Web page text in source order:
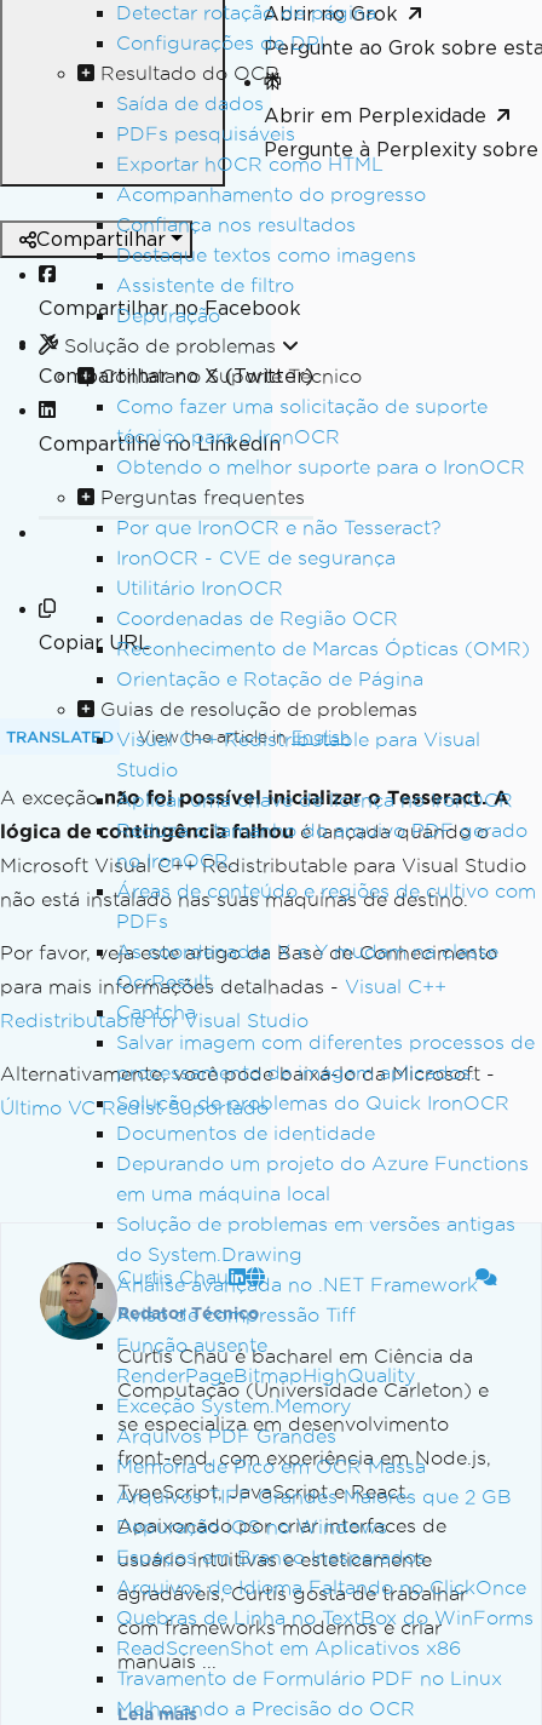
Detectar rotação de página
Configurações de DPI
Resultado do OCR
Saída de dados
PDFs pesquisáveis
Exportar hOCR como HTML
Acompanhamento do progresso
Confiança nos resultados
Destaque textos como imagens
Assistente de filtro
Depuração
Solução de problemas
Contatar o Suporte Técnico
Como fazer uma solicitação de suporte
técnico para o IronOCR
Obtendo o melhor suporte para o IronOCR
Perguntas frequentes
Por que IronOCR e não Tesseract?
IronOCR - CVE de segurança
Utilitário IronOCR
Coordenadas de Região OCR
Reconhecimento de Marcas Ópticas (OMR)
Orientação e Rotação de Página
Guias de resolução de problemas
Visual C++ Redistributable para Visual
Studio
Aplicar uma chave de licença no IronOCR
Reduza o tamanho do arquivo PDF gerado
no IronOCR.
Áreas de conteúdo e regiões de cultivo com
PDFs
As coordenadas X e Y mudam na classe
OcrResult.
Captcha
Salvar imagem com diferentes processos de
processamento de imagem aplicados.
Solução de problemas do Quick IronOCR
Documentos de identidade
Depurando um projeto do Azure Functions
em uma máquina local
Solução de problemas em versões antigas
do System.Drawing
Análise avançada no .NET Framework
Aviso de compressão Tiff
Função ausente
RenderPageBitmapHighQuality
Exceção System.Memory
Arquivos PDF Grandes
Memória de Pico em OCR Massa
Arquivos TIFF Grandes Maiores que 2 GB
Depuração iOS no Windows
Espaços em Branco Inesperados
Arquivos de Idioma Faltando no ClickOnce
Quebras de Linha no TextBox do WinForms
ReadScreenShot em Aplicativos x86
Travamento de Formulário PDF no Linux
Melhorando a Precisão do OCR
Abrir no Grok
Pergunte ao Grok sobre
Abrir em Perplexidade
Pergunte à Perplexity sobre
Compartilhar
Compartilhar no Facebook
Compartilhar no X (Twitter)
Compartilhe no LinkedIn
Copiar URL
TRANSLATED View the article inEnglish
A exceçãonão foi possível inicializar o Tesseract. A
lógica de contingência falhoué lançada quando o
Microsoft Visual C++ Redistributable para Visual Studio
não está instalado nas suas máquinas de destino.
Por favor, veja este artigo da Base de Conhecimento
para mais informações detalhadas - Visual C++
Redistributable for Visual Studio
Alternativamente, você pode baixá-lo da Microsoft -
Último VC Redist Suportado
Curtis Chau
Redator Técnico
Curtis Chau é bacharel em Ciência da
Computação (Universidade Carleton) e
se especializa em desenvolvimento
front-end, com experiência em Node.js,
TypeScript, JavaScript e React.
Apaixonado por criar interfaces de
usuário intuitivas e esteticamente
agradáveis, Curtis gosta de trabalhar
com frameworks modernos e criar
manuais ...
Leia mais